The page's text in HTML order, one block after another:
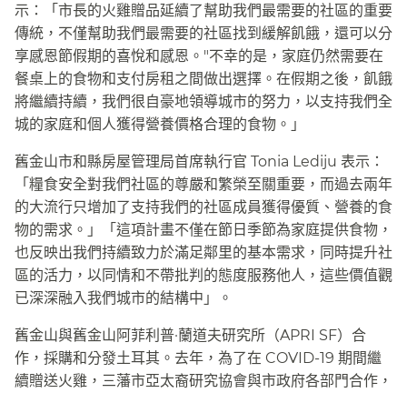
示：「市長的火雞贈品延續了幫助我們最需要的社區的重要
傳統，不僅幫助我們最需要的社區找到緩解飢餓，還可以分
享感恩節假期的喜悅和感恩。"不幸的是，家庭仍然需要在
餐桌上的食物和支付房租之間做出選擇。在假期之後，飢餓
將繼續持續，我們很自豪地領導城市的努力，以支持我們全
城的家庭和個人獲得營養價格合理的食物。」​​
舊金山市和縣房屋管理局首席執行官 Tonia Lediju 表示：
「糧食安全對我們社區的尊嚴和繁榮至關重要，而過去兩年
的大流行只增加了支持我們的社區成員獲得優質、營養的食
物的需求。」「這項計畫不僅在節日季節為家庭提供食物，
也反映出我們持續致力於滿足鄰里的基本需求，同時提升社
區的活力，以同情和不帶批判的態度服務他人，這些價值觀
已深深融入我們城市的結構中」。​​
舊金山與舊金山阿菲利普·蘭道夫研究所（APRI SF）合
作，採購和分發土耳其。去年，為了在 COVID-19 期間繼
續贈送火雞，三藩市亞太裔研究協會與市政府各部門合作，